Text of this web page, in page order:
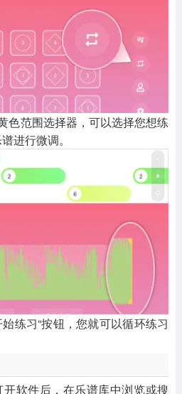
色范围选择器，可以选择您想练
进行微调。
练习“按钮，您就可以循环练习
软件后，在乐谱库中浏览或搜